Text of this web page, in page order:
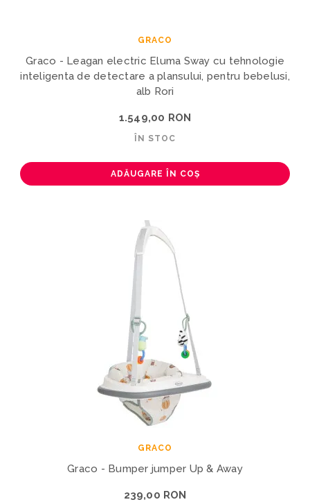
GRACO
Graco - Leagan electric Eluma Sway cu tehnologie
inteligenta de detectare a plansului, pentru bebelusi,
alb Rori
1.549,00 RON
ÎN STOC
ADĂUGARE ÎN COȘ
GRACO
Graco - Bumper jumper Up & Away
239,00 RON